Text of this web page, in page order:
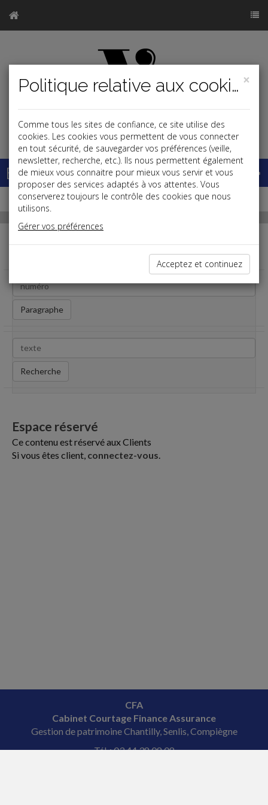
Base documentaire
Paragraphe
Recherche
Espace réservé
Ce contenu est réservé aux Clients
Si vous êtes client, connectez-vous
CFA
Cabinet Courtage Finance Assurance
Gestion de patrimoine Chantilly, Senlis, Compiègne
Tél. : 03 44 38 08 08
×
Politique relative aux cookies
Comme tous les sites de confiance, ce site utilise des
cookies. Les cookies vous permettent de vous connecter
en tout sécurité, de sauvegarder vos préférences (veille,
newsletter, recherche, etc.). Ils nous permettent également
de mieux vous connaitre pour mieux vous servir et vous
proposer des services adaptés à vos attentes. Vous
conserverez toujours le contrôle des cookies que nous
utilisons.
Gérer vos préférences
Acceptez et continuez